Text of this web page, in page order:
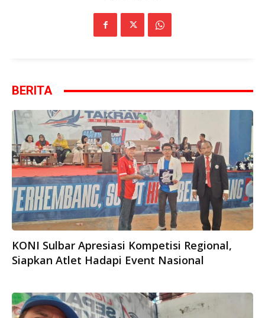
BERITA
KONI Sulbar Apresiasi Kompetisi Regional,
Siapkan Atlet Hadapi Event Nasional